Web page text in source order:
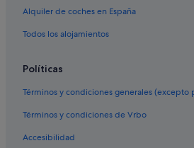
Hoteles LGTBQIA en Costa Adeje
Hoteles con conserje en Playa de las
Hoteles cerca de Playa Torviscas
Hoteles para ir de compras en Costa Adeje
Barcelo hoteles en Costa Adeje
Alquiler de coches en España
Todos los alojamientos
Políticas
Términos y condiciones generales (excepto
Términos y condiciones de Vrbo
Accesibilidad